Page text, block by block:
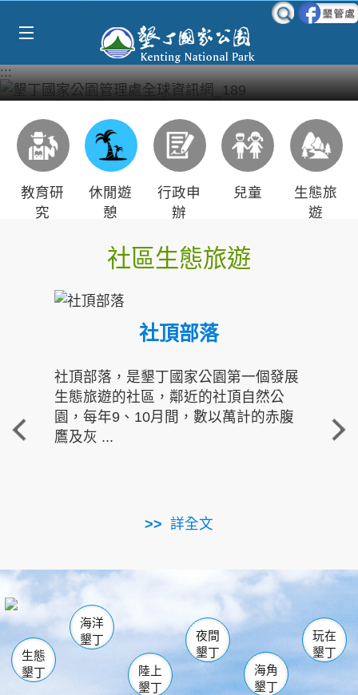
:::
教育研
究
休閒遊
憩
行政申
辦
兒童
生態旅
遊
社區生態旅遊
社頂部落
社頂部落，是墾丁國家公園第一個發展
生態旅遊的社區，鄰近的社頂自然公
園，每年9、10月間，數以萬計的赤腹
鷹及灰 ...
詳全文
重
走進
南仁湖
海生館
恆春 佳樂水
龍鑾潭自然中心 森林遊樂區
瓊麻館
關山 墾管處遊客中心
社頂公園 風吹沙
船帆石
白砂 龍磐公園
香蕉灣
砂島
鵝鑾鼻
生態
墾丁
海洋
墾丁
陸上
墾丁
夜間
墾丁
海角
墾丁
玩在
墾丁